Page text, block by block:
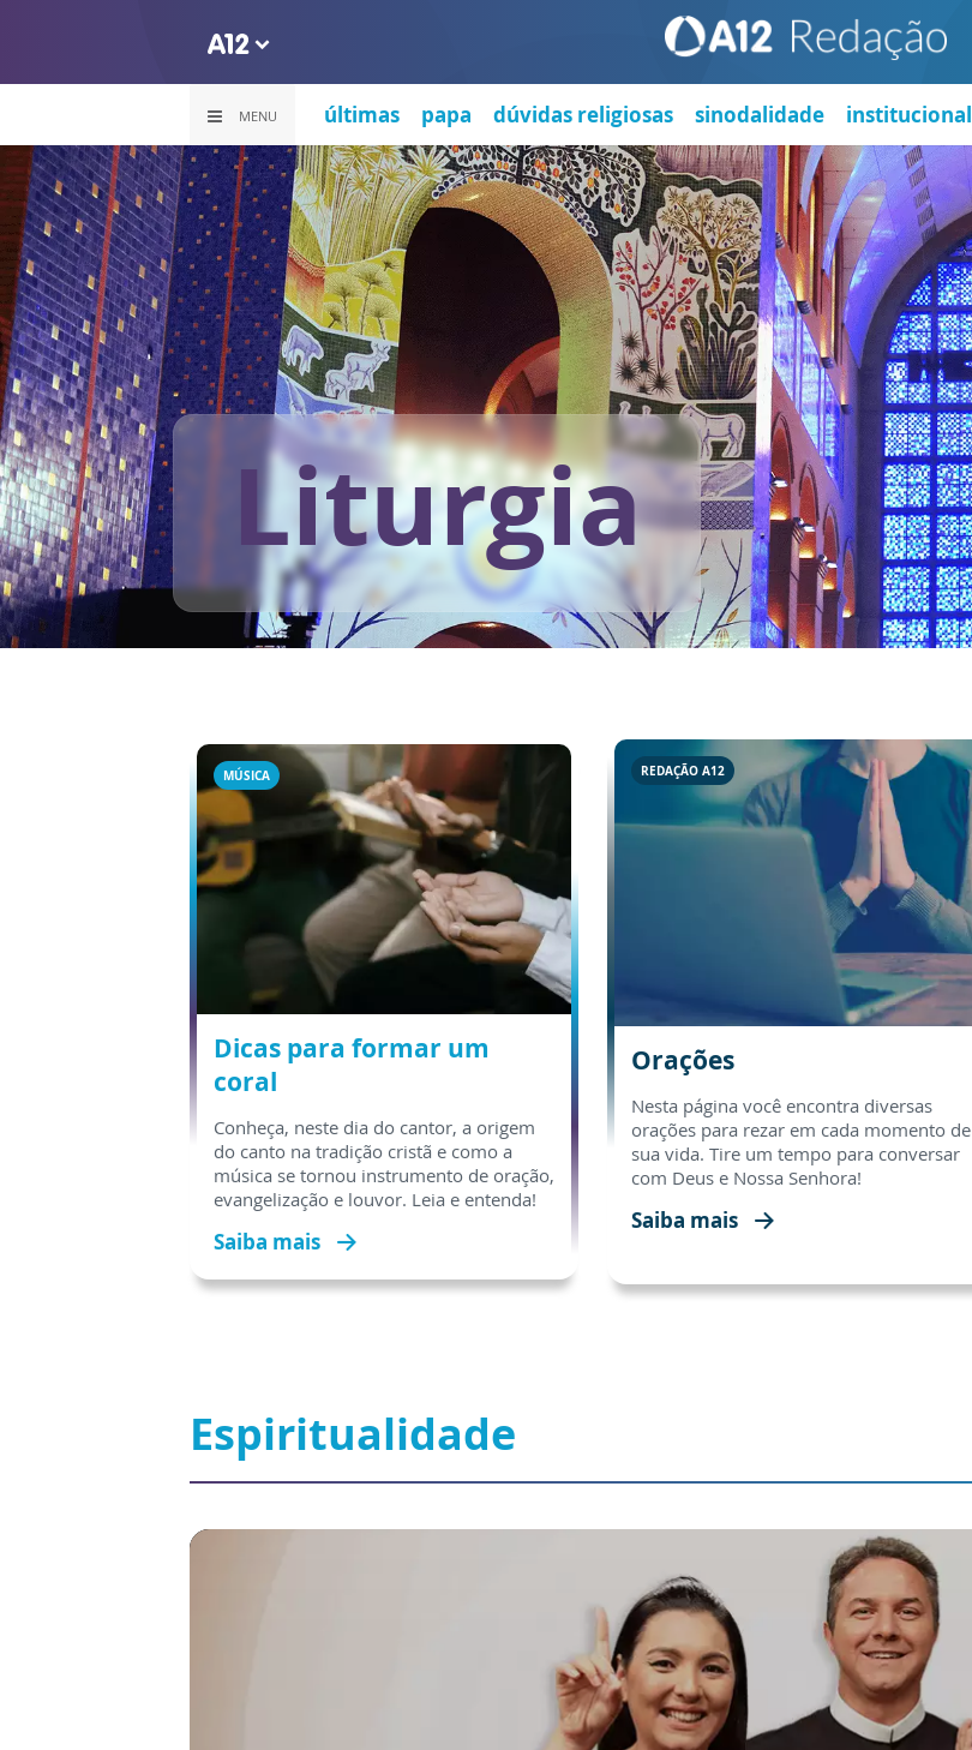
MENU últimas papa dúvidas religiosas sinodalidade institucional
Liturgia
MÚSICA
Dicas para formar um
coral
Conheça, neste dia do cantor, a origem
do canto na tradição cristã e como a
música se tornou instrumento de oração,
evangelização e louvor. Leia e entenda!
Saiba mais
REDAÇÃO A12
Orações
Nesta página você encontra diversas
orações para rezar em cada momento de
sua vida. Tire um tempo para conversar
com Deus e Nossa Senhora!
Saiba mais
Espiritualidade